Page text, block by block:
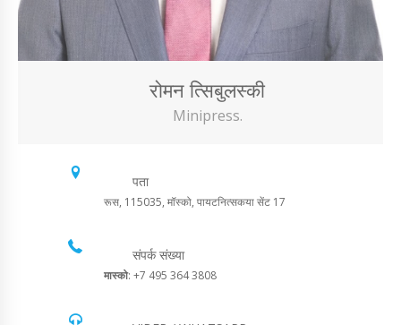
रोमन त्सिबुलस्की
Minipress.
पता
रूस, 115035, मॉस्को, पायटनित्सकया सेंट 17
संपर्क संख्या
मास्को: +7 495 364 3808